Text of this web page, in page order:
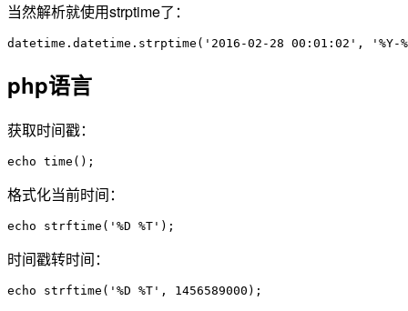
当然解析就使用strptime了：
datetime.datetime.strptime('2016-02-28 00:01:02', '%Y-%m-
php语言
获取时间戳：
echo time();
格式化当前时间：
echo strftime('%D %T');
时间戳转时间：
echo strftime('%D %T', 1456589000);